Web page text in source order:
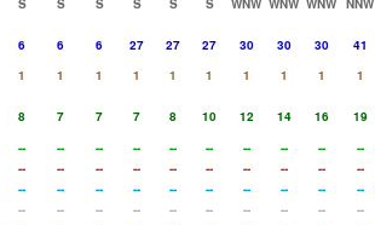
S S S S S S WNW WNW WNW NNW
6 6 6 27 27 27 30 30 30
41
1 1 1 1 1 1 1 1 1
1
8 7 7 7 8 10 12 14 16
19
-- -- -- -- -- -- -- -- --
--
-- -- -- -- -- -- -- -- --
--
-- -- -- -- -- -- -- -- --
--
-- -- -- -- -- -- -- -- --
--